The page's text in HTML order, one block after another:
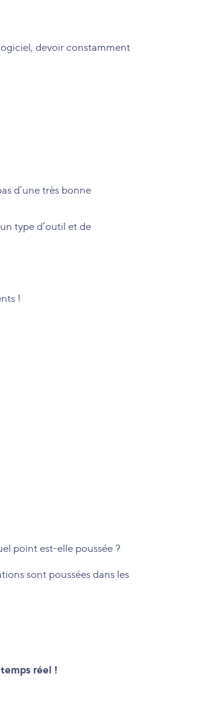
devoir constamment
d’une très bonne
type d’outil et de
!
point est-elle poussée ?
sont poussées dans les
réel !